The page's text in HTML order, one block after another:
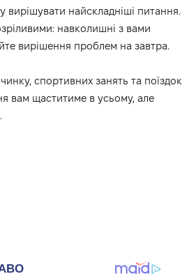
вирішувати найскладніші питання.
навколишні з вами
вирішення проблем на завтра.
спортивних занять та поїздок
вам щаститиме в усьому, але